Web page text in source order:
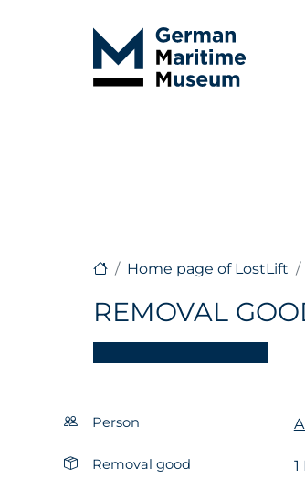
Home page of LostLift
REMOVAL
Person
Removal good